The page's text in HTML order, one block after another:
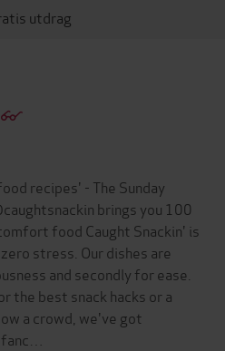
utdrag
recipes' - The Sunday
brings you 100
food Caught Snackin' is
stress. Our dishes are
and secondly for ease.
the best snack hacks or a
a crowd, we've got